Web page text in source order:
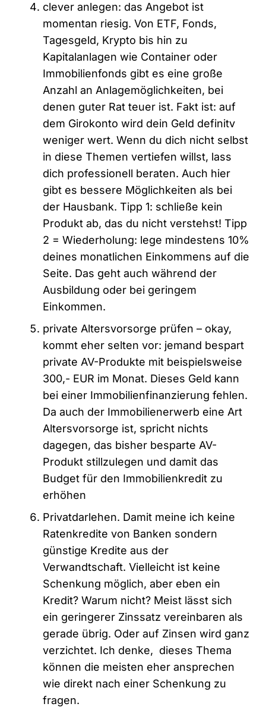
clever anlegen: das Angebot ist
momentan riesig. Von ETF, Fonds,
Tagesgeld, Krypto bis hin zu
Kapitalanlagen wie Container oder
Immobilienfonds gibt es eine große
Anzahl an Anlagemöglichkeiten, bei
denen guter Rat teuer ist. Fakt ist: auf
dem Girokonto wird dein Geld definitv
weniger wert. Wenn du dich nicht selbst
in diese Themen vertiefen willst, lass
dich professionell beraten. Auch hier
gibt es bessere Möglichkeiten als bei
der Hausbank. Tipp 1: schließe kein
Produkt ab, das du nicht verstehst! Tipp
2 = Wiederholung: lege mindestens 10%
deines monatlichen Einkommens auf die
Seite. Das geht auch während der
Ausbildung oder bei geringem
Einkommen.
private Altersvorsorge prüfen – okay,
kommt eher selten vor: jemand bespart
private AV-Produkte mit beispielsweise
300,- EUR im Monat. Dieses Geld kann
bei einer Immobilienfinanzierung fehlen.
Da auch der Immobilienerwerb eine Art
Altersvorsorge ist, spricht nichts
dagegen, das bisher besparte AV-
Produkt stillzulegen und damit das
Budget für den Immobilienkredit zu
erhöhen
Privatdarlehen. Damit meine ich keine
Ratenkredite von Banken sondern
günstige Kredite aus der
Verwandtschaft. Vielleicht ist keine
Schenkung möglich, aber eben ein
Kredit? Warum nicht? Meist lässt sich
ein geringerer Zinssatz vereinbaren als
gerade übrig. Oder auf Zinsen wird ganz
verzichtet. Ich denke, dieses Thema
können die meisten eher ansprechen
wie direkt nach einer Schenkung zu
fragen.